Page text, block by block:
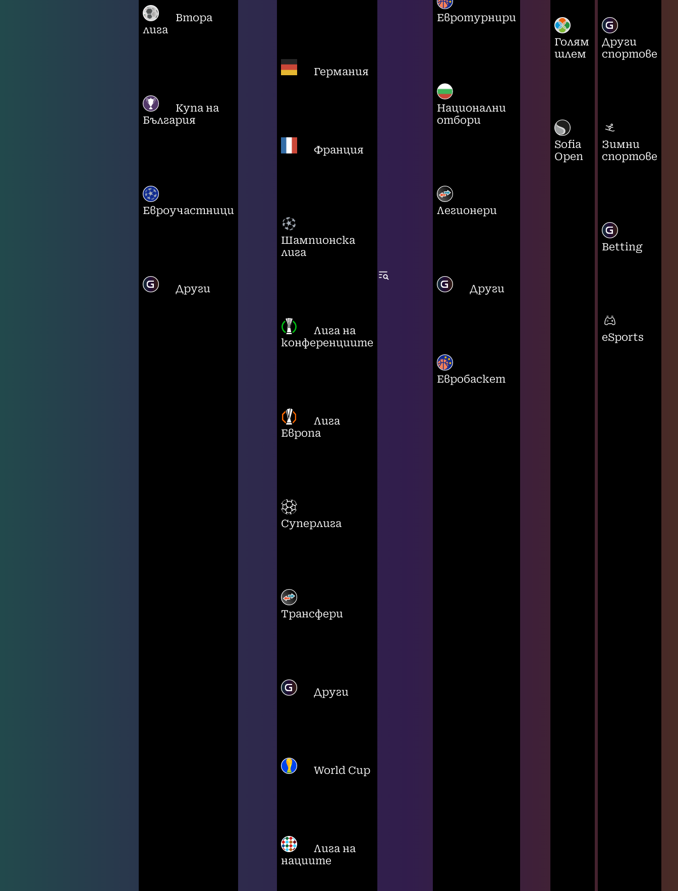
Втора
лига
Купа на
България
Евроучастници
Други
Германия
Франция
Шампионска
лига
Лига на
конференциите
Лига
Европа
Суперлига
Трансфери
Други
World Cup
Лига на
нациите
Евротурнири
Национални
отбори
Легионери
Други
Евробаскет
Голям
шлем
Sofia
Open
Други
спортове
Зимни
спортове
Betting
eSports